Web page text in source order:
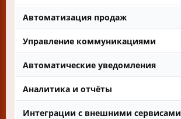
Автоматизация продаж
Управление коммуникациями
Автоматические уведомления
Аналитика и отчёты
Интеграции с внешними сервисами